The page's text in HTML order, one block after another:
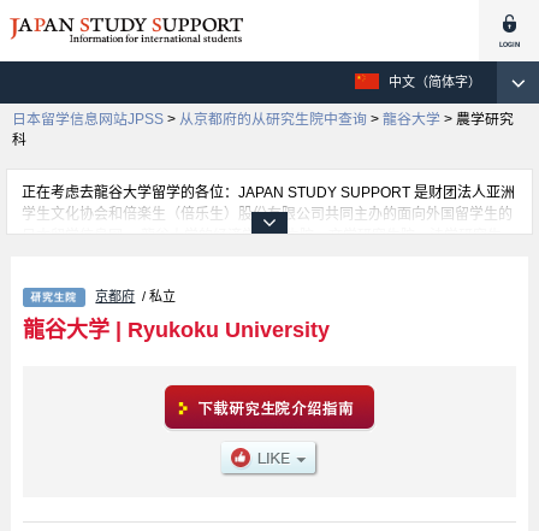
中文（简体字）
日本留学信息网站JPSS > 从京都府的从研究生院中查询 > 龍谷大学 > 農学研究
科
正在考虑去龍谷大学留学的各位：JAPAN STUDY SUPPORT 是财团法人亚洲
学生文化协会和倍楽生（倍乐生）股份有限公司共同主办的面向外国留学生的
日本留学信息网。 龍谷大学的经济学研究生院、文学研究生院、法学研究生
Studies、Policy Science、農学研究科、心理学研究院等，不研究科的详细信
息都分别登载在此信息网上。正在寻找龍谷大学的留学信息的各位同学，请利
用此网查询。另外，在此网上登载着约1300条大学、大学院、短大、专门学校
京都府 / 私立
龍谷大学| Ryukoku University